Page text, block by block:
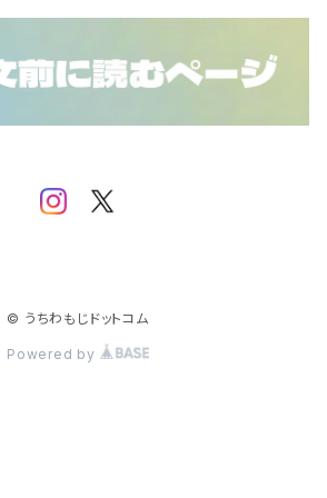
© うちわもじドットコム
Powered by